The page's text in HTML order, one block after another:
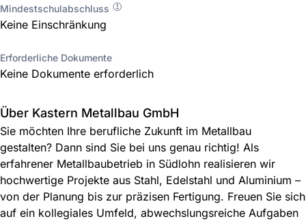
Mindestschulabschluss
Keine Einschränkung
Erforderliche Dokumente
Keine Dokumente erforderlich
Über Kastern Metallbau GmbH
Sie möchten Ihre berufliche Zukunft im Metallbau
gestalten? Dann sind Sie bei uns genau richtig! Als
erfahrener Metallbaubetrieb in Südlohn realisieren wir
hochwertige Projekte aus Stahl, Edelstahl und Aluminium –
von der Planung bis zur präzisen Fertigung. Freuen Sie sich
auf ein kollegiales Umfeld, abwechslungsreiche Aufgaben